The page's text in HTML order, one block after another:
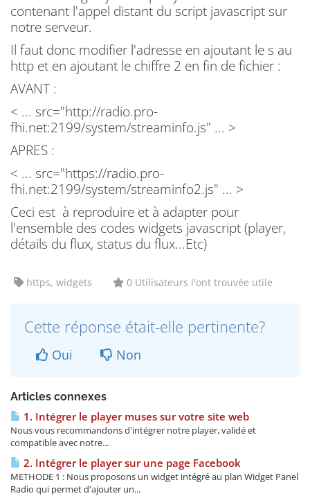
contenant l'appel distant du script javascript sur
notre serveur.
Il faut donc modifier l'adresse en ajoutant le s au
http et en ajoutant le chiffre 2 en fin de fichier :
AVANT :
< ... src="http://radio.pro-
fhi.net:2199/system/streaminfo.js" ... >
APRES :
< ... src="https://radio.pro-
fhi.net:2199/system/streaminfo2.js" ... >
Ceci est à reproduire et à adapter pour
l'ensemble des codes widgets javascript (player,
détails du flux, status du flux...Etc)
https, widgets 0 Utilisateurs l'ont trouvée utile
Cette réponse était-elle pertinente?
Oui Non
Articles connexes
1. Intégrer le player muses sur votre site web
Nous vous recommandons d'intégrer notre player, validé et
compatible avec notre...
2. Intégrer le player sur une page Facebook
METHODE 1 : Nous proposons un widget intégré au plan Widget Panel
Radio qui permet d'ajouter un...